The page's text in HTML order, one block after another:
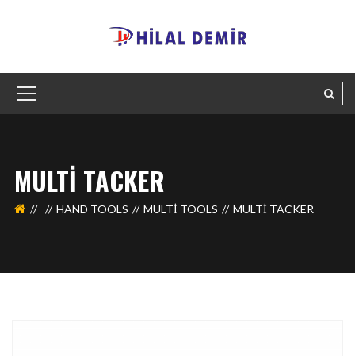
MULTI TACKER
HAND TOOLS MULTI TOOLS MULTI TACKER